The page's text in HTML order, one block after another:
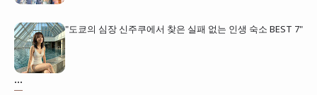
"도쿄의 심장 신주쿠에서 찾은 실패 없는 인생 숙소 BEST 7"
...